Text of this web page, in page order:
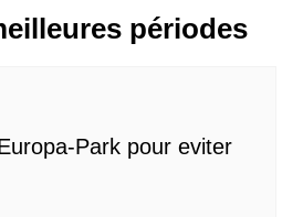
périodes
Park pour eviter